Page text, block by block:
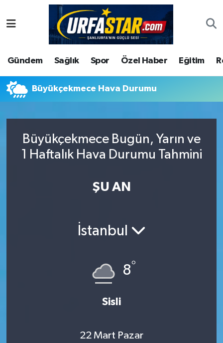
Gündem Sağlık Spor Özel Haber Eğitim
Büyükçekmece Hava Durumu
Büyükçekmece Bugün, Yarın ve
1 Haftalık Hava Durumu Tahmini
ŞU AN
İstanbul
8°
Sisli
22 Mart Pazar
ASAYİS
ÇEVRE
DUNYA
Ekonomi
Şanlıurfa Nöbetçi Eczaneler
Şanlıurfa Hava Durumu
Şanlıurfa Namaz Vakitleri
Süper Lig Puan Durumu ve Fikstür
Son Dakika Haberleri